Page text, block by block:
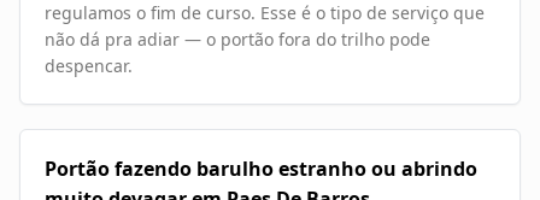
regulamos o fim de curso. Esse é o tipo de serviço que
não dá pra adiar — o portão fora do trilho pode
despencar.
Portão fazendo barulho estranho ou abrindo